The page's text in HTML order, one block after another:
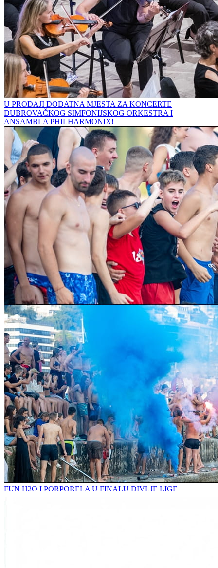
U PRODAJI DODATNA MJESTA ZA KONCERTE
DUBROVAČKOG SIMFONIJSKOG ORKESTRA I
ANSAMBLA PHILHARMONIX!
FUN H2O I PORPORELA U FINALU DIVLJE LIGE